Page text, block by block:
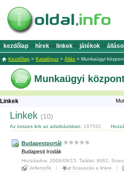
kezdőlap hírek linkek játékok
Kezdőlap > Katalógus > Állás > Munkaügyi
Munkaügyi
Linkek
Linkek (10)
Az összes link az adatbázisban: 197532
Budapestportál
Budapesti Irodák
Hozzáadva: 2006/09/15; Találat: 8062,
Jellemzők
Szavazás a linkre